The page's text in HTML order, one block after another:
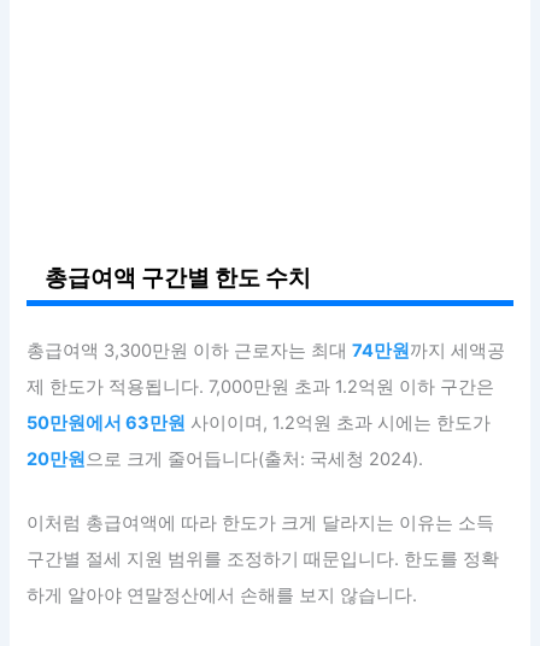
총급여액 구간별 한도 수치
총급여액 3,300만원 이하 근로자는 최대74만원까지 세액공
제 한도가 적용됩니다. 7,000만원 초과 1.2억원 이하 구간은
50만원에서 63만원 사이이며, 1.2억원 초과 시에는 한도가
20만원으로 크게 줄어듭니다(출처: 국세청 2024).
이처럼 총급여액에 따라 한도가 크게 달라지는 이유는 소득
구간별 절세 지원 범위를 조정하기 때문입니다. 한도를 정확
하게 알아야 연말정산에서 손해를 보지 않습니다.